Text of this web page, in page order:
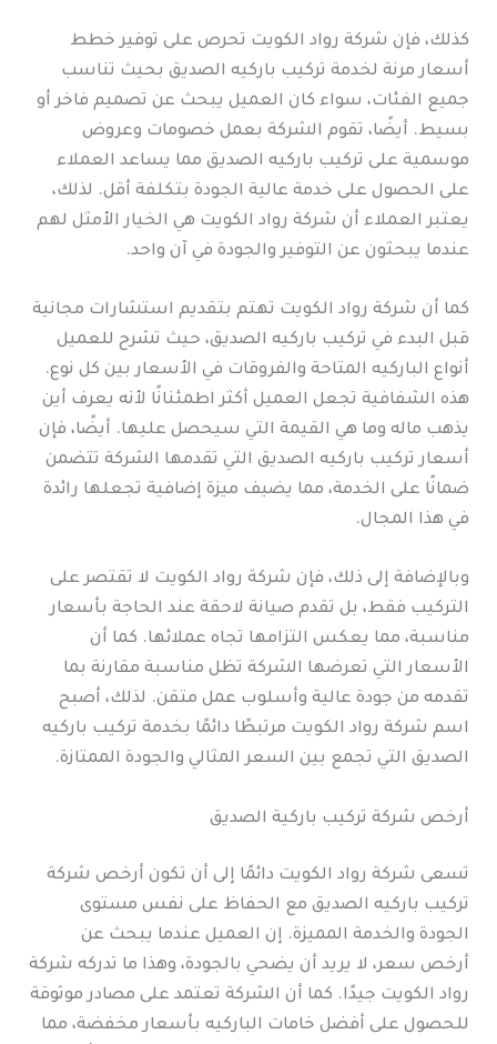
كذلك، فإن شركة رواد الكويت تحرص على توفير خطط
أسعار مرنة لخدمة تركيب باركيه الصديق بحيث تناسب
جميع الفئات، سواء كان العميل يبحث عن تصميم فاخر أو
بسيط. أيضًا، تقوم الشركة بعمل خصومات وعروض
موسمية على تركيب باركيه الصديق مما يساعد العملاء
على الحصول على خدمة عالية الجودة بتكلفة أقل. لذلك،
يعتبر العملاء أن شركة رواد الكويت هي الخيار الأمثل لهم
عندما يبحثون عن التوفير والجودة في آن واحد.
كما أن شركة رواد الكويت تهتم بتقديم استشارات مجانية
قبل البدء في تركيب باركيه الصديق، حيث تشرح للعميل
أنواع الباركيه المتاحة والفروقات في الأسعار بين كل نوع.
هذه الشفافية تجعل العميل أكثر اطمئنانًا لأنه يعرف أين
يذهب ماله وما هي القيمة التي سيحصل عليها. أيضًا، فإن
أسعار تركيب باركيه الصديق التي تقدمها الشركة تتضمن
ضمانًا على الخدمة، مما يضيف ميزة إضافية تجعلها رائدة
في هذا المجال.
وبالإضافة إلى ذلك، فإن شركة رواد الكويت لا تقتصر على
التركيب فقط، بل تقدم صيانة لاحقة عند الحاجة بأسعار
مناسبة، مما يعكس التزامها تجاه عملائها. كما أن
الأسعار التي تعرضها الشركة تظل مناسبة مقارنة بما
تقدمه من جودة عالية وأسلوب عمل متقن. لذلك، أصبح
اسم شركة رواد الكويت مرتبطًا دائمًا بخدمة تركيب باركيه
الصديق التي تجمع بين السعر المثالي والجودة الممتازة.
أرخص شركة تركيب باركية الصديق
تسعى شركة رواد الكويت دائمًا إلى أن تكون أرخص شركة
تركيب باركيه الصديق مع الحفاظ على نفس مستوى
الجودة والخدمة المميزة. إن العميل عندما يبحث عن
أرخص سعر، لا يريد أن يضحي بالجودة، وهذا ما تدركه شركة
رواد الكويت جيدًا. كما أن الشركة تعتمد على مصادر موثوقة
للحصول على أفضل خامات الباركيه بأسعار مخفضة، مما